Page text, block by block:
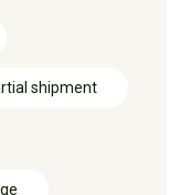
shipment